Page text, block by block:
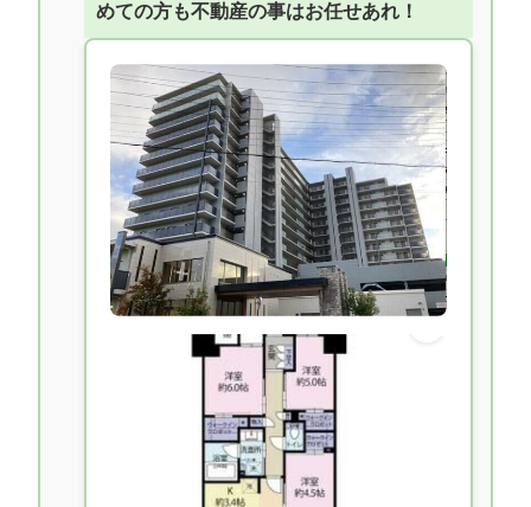
めての方も不動産の事はお任せあれ！